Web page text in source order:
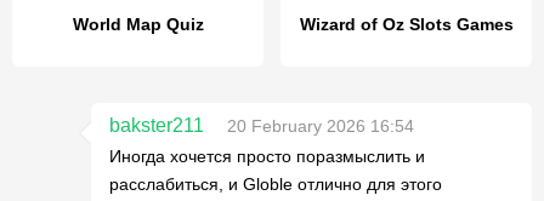
World Map Quiz Wizard of Oz Slots Games
bakster211
20 February 2026 16:54
Иногда хочется просто поразмыслить и
расслабиться, и Globle отлично для этого